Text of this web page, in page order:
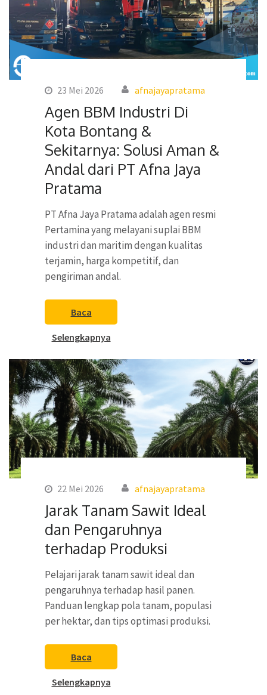
23 Mei 2026 afnajayapratama
Agen BBM Industri Di
Kota Bontang &
Sekitarnya: Solusi Aman &
Andal dari PT Afna Jaya
Pratama
PT Afna Jaya Pratama adalah agen resmi
Pertamina yang melayani suplai BBM
industri dan maritim dengan kualitas
terjamin, harga kompetitif, dan
pengiriman andal.
Baca
Selengkapnya
22 Mei 2026 afnajayapratama
Jarak Tanam Sawit Ideal
dan Pengaruhnya
terhadap Produksi
Pelajari jarak tanam sawit ideal dan
pengaruhnya terhadap hasil panen.
Panduan lengkap pola tanam, populasi
per hektar, dan tips optimasi produksi.
Baca
Selengkapnya